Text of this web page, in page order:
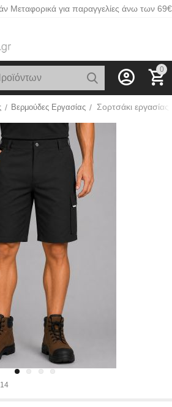
Μεταφορικά για παραγγελίες άνω των 69€
0
/ Βερμούδες Εργασίας /